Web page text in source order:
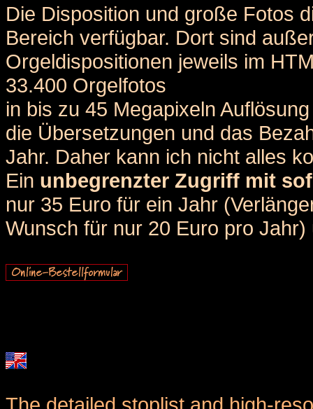
Die Disposition und große Fotos
Bereich verfügbar. Dort sind
Orgeldispositionen jeweils im
33.400 Orgelfotos
in bis zu 45 Megapixeln
die Übersetzungen und das
Jahr. Daher kann ich nicht alles
Ein unbegrenzter Zugriff mit
nur 35 Euro für ein Jahr
Wunsch für nur 20 Euro pro